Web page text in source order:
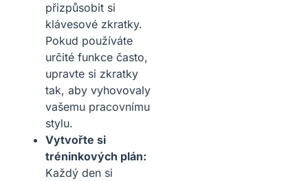
přizpůsobit si
klávesové zkratky.
Pokud používáte
určité funkce často,
upravte si zkratky
tak, aby vyhovovaly
vašemu pracovnímu
stylu.
Vytvořte si
tréninkových plán:
Každý den si